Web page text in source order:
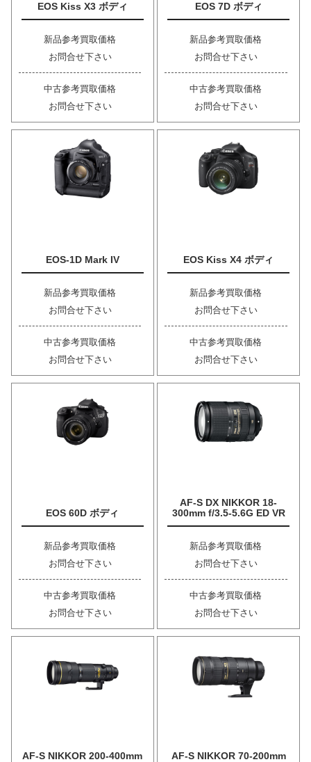
EOS Kiss X3 ボディ
新品参考買取価格
お問合せ下さい
中古参考買取価格
お問合せ下さい
EOS 7D ボディ
新品参考買取価格
お問合せ下さい
中古参考買取価格
お問合せ下さい
EOS-1D Mark IV
新品参考買取価格
お問合せ下さい
中古参考買取価格
お問合せ下さい
EOS Kiss X4 ボディ
新品参考買取価格
お問合せ下さい
中古参考買取価格
お問合せ下さい
EOS 60D ボディ
新品参考買取価格
お問合せ下さい
中古参考買取価格
お問合せ下さい
AF-S DX NIKKOR 18-
300mm f/3.5-5.6G ED VR
新品参考買取価格
お問合せ下さい
中古参考買取価格
お問合せ下さい
AF-S NIKKOR 200-400mm
AF-S NIKKOR 70-200mm